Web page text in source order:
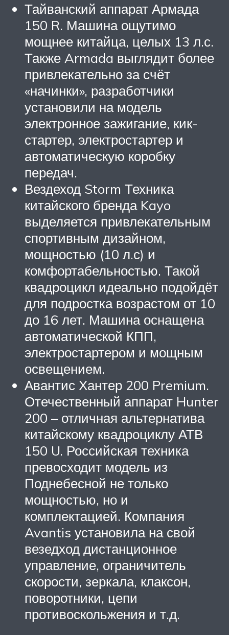
Тайванский аппарат Армада
150 R. Машина ощутимо
мощнее китайца, целых 13 л.с.
Также Armada выглядит более
привлекательно за счёт
«начинки», разработчики
установили на модель
электронное зажигание, кик-
стартер, электростартер и
автоматическую коробку
передач.
Вездеход Storm Техника
китайского бренда Kayo
выделяется привлекательным
спортивным дизайном,
мощностью (10 л.с) и
комфортабельностью. Такой
квадроцикл идеально подойдёт
для подростка возрастом от 10
до 16 лет. Машина оснащена
автоматической КПП,
электростартером и мощным
освещением.
Авантис Хантер 200 Premium.
Отечественный аппарат Hunter
200 – отличная альтернатива
китайскому квадроциклу АТВ
150 U. Российская техника
превосходит модель из
Поднебесной не только
мощностью, но и
комплектацией. Компания
Avantis установила на свой
везедход дистанционное
управление, ограничитель
скорости, зеркала, клаксон,
поворотники, цепи
противоскольжения и т.д.